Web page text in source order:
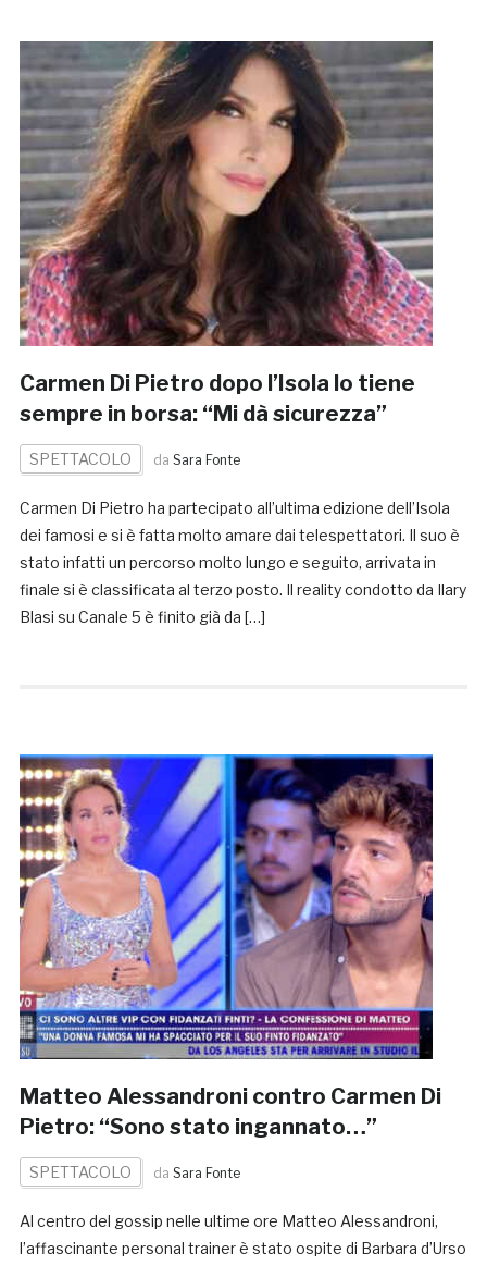
Carmen Di Pietro dopo l’Isola lo tiene
sempre in borsa: “Mi dà sicurezza”
SPETTACOLO da Sara Fonte
Carmen Di Pietro ha partecipato all’ultima edizione dell’Isola
dei famosi e si è fatta molto amare dai telespettatori. Il suo è
stato infatti un percorso molto lungo e seguito, arrivata in
finale si è classificata al terzo posto. Il reality condotto da Ilary
Blasi su Canale 5 è finito già da […]
Matteo Alessandroni contro Carmen Di
Pietro: “Sono stato ingannato…”
SPETTACOLO da Sara Fonte
Al centro del gossip nelle ultime ore Matteo Alessandroni,
l’affascinante personal trainer è stato ospite di Barbara d’Urso